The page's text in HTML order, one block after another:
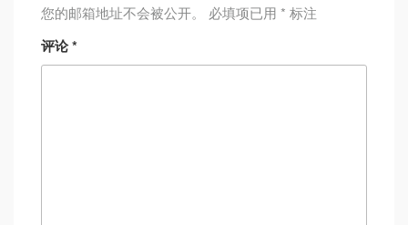
您的邮箱地址不会被公开。 必填项已用 * 标注
评论*